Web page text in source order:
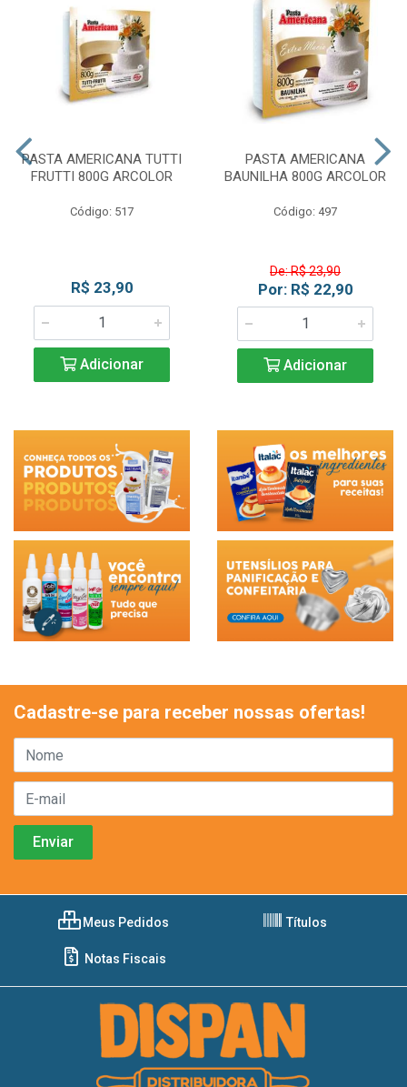
PASTA AMERICANA TUTTI
FRUTTI 800G ARCOLOR
Código: 517
R$ 23,90
Adicionar
PASTA AMERICANA
BAUNILHA 800G ARCOLOR
Código: 497
De: R$ 23,90
Por: R$ 22,90
Adicionar
Cadastre-se para receber nossas ofertas!
Meus Pedidos Títulos
Notas Fiscais